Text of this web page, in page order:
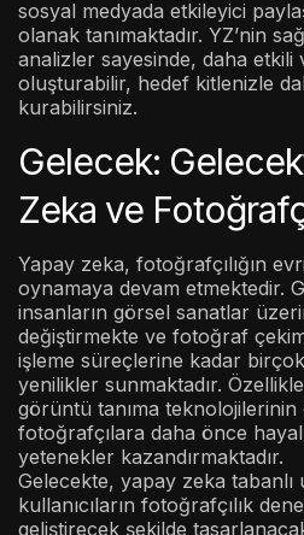
sosyal medyada etkileyici
olanak tanımaktadır. YZ’nin
analizler sayesinde, daha etkili
oluşturabilir, hedef kitlenizle
kurabilirsiniz.
Gelecek:
Zeka ve
Yapay zeka, fotoğrafçılığın
oynamaya devam etmektedir.
insanların görsel sanatlar
değiştirmekte ve fotoğraf
işleme süreçlerine kadar
yenilikler sunmaktadır.
görüntü tanıma
fotoğrafçılara daha önce
yetenekler kazandırmaktadır.
Gelecekte, yapay zeka tabanlı
kullanıcıların fotoğrafçılık
geliştirecek şekilde